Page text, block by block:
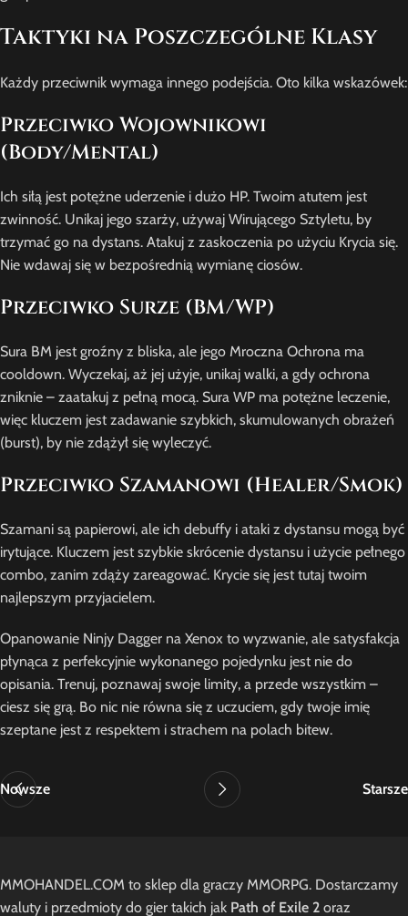
Taktyki na Poszczególne Klasy
Każdy przeciwnik wymaga innego podejścia. Oto kilka wskazówek:
Przeciwko Wojownikowi
(Body/Mental)
Ich siłą jest potężne uderzenie i dużo HP. Twoim atutem jest
zwinność. Unikaj jego szarży, używaj Wirującego Sztyletu, by
trzymać go na dystans. Atakuj z zaskoczenia po użyciu Krycia się.
Nie wdawaj się w bezpośrednią wymianę ciosów.
Przeciwko Surze (BM/WP)
Sura BM jest groźny z bliska, ale jego Mroczna Ochrona ma
cooldown. Wyczekaj, aż jej użyje, unikaj walki, a gdy ochrona
zniknie – zaatakuj z pełną mocą. Sura WP ma potężne leczenie,
więc kluczem jest zadawanie szybkich, skumulowanych obrażeń
(burst), by nie zdążył się wyleczyć.
Przeciwko Szamanowi (Healer/Smok)
Szamani są papierowi, ale ich debuffy i ataki z dystansu mogą być
irytujące. Kluczem jest szybkie skrócenie dystansu i użycie pełnego
combo, zanim zdąży zareagować. Krycie się jest tutaj twoim
najlepszym przyjacielem.
Opanowanie Ninjy Dagger na Xenox to wyzwanie, ale satysfakcja
płynąca z perfekcyjnie wykonanego pojedynku jest nie do
opisania. Trenuj, poznawaj swoje limity, a przede wszystkim –
ciesz się grą. Bo nic nie równa się z uczuciem, gdy twoje imię
szeptane jest z respektem i strachem na polach bitew.
Nowsze Starsze
MMOHANDEL.COM to sklep dla graczy MMORPG. Dostarczamy
waluty i przedmioty do gier takich jak Path of Exile 2 oraz